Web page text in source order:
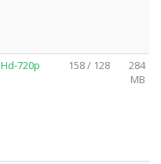
Hd-720p 158 / 128
284
MB